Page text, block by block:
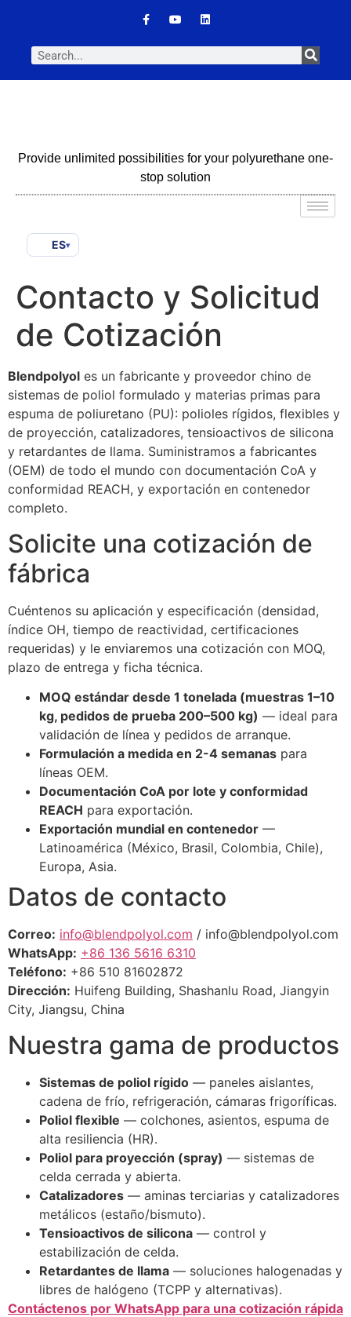
Provide unlimited possibilities for your polyurethane one-
stop solution
ES▾
Contacto y Solicitud
de Cotización
Blendpolyol es un fabricante y proveedor chino de
sistemas de poliol formulado y materias primas para
espuma de poliuretano (PU): polioles rígidos, flexibles y
de proyección, catalizadores, tensioactivos de silicona
y retardantes de llama. Suministramos a fabricantes
(OEM) de todo el mundo con documentación CoA y
conformidad REACH, y exportación en contenedor
completo.
Solicite una cotización de
fábrica
Cuéntenos su aplicación y especificación (densidad,
índice OH, tiempo de reactividad, certificaciones
requeridas) y le enviaremos una cotización con MOQ,
plazo de entrega y ficha técnica.
MOQ estándar desde 1 tonelada (muestras 1–10
kg, pedidos de prueba 200–500 kg) — ideal para
validación de línea y pedidos de arranque.
Formulación a medida en 2-4 semanas para
líneas OEM.
Documentación CoA por lote y conformidad
REACH para exportación.
Exportación mundial en contenedor —
Latinoamérica (México, Brasil, Colombia, Chile),
Europa, Asia.
Datos de contacto
Correo: info@blendpolyol.com / info@blendpolyol.com
WhatsApp: +86 136 5616 6310
Teléfono: +86 510 81602872
Dirección: Huifeng Building, Shashanlu Road, Jiangyin
City, Jiangsu, China
Nuestra gama de productos
Sistemas de poliol rígido — paneles aislantes,
cadena de frío, refrigeración, cámaras frigoríficas.
Poliol flexible — colchones, asientos, espuma de
alta resiliencia (HR).
Poliol para proyección (spray) — sistemas de
celda cerrada y abierta.
Catalizadores — aminas terciarias y catalizadores
metálicos (estaño/bismuto).
Tensioactivos de silicona — control y
estabilización de celda.
Retardantes de llama — soluciones halogenadas y
libres de halógeno (TCPP y alternativas).
Contáctenos por WhatsApp para una cotización rápida